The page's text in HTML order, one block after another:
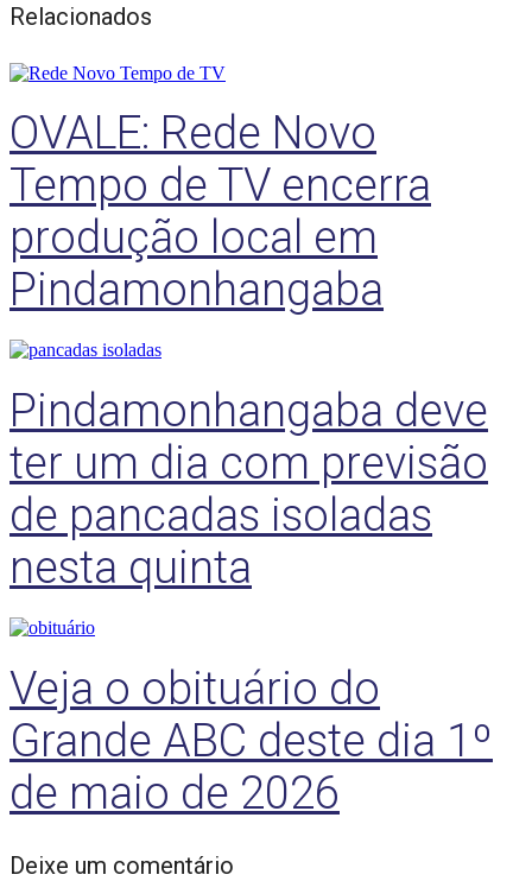
Relacionados
OVALE: Rede Novo
Tempo de TV encerra
produção local em
Pindamonhangaba
Pindamonhangaba deve
ter um dia com previsão
de pancadas isoladas
nesta quinta
Veja o obituário do
Grande ABC deste dia 1º
de maio de 2026
Deixe um comentário